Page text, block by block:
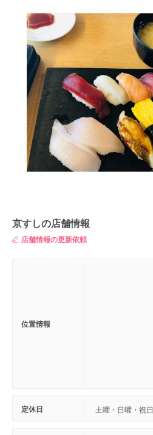
京すしの店舗情報
店舗情報の更新依頼
位置情報
定休日 土曜・日曜・祝日